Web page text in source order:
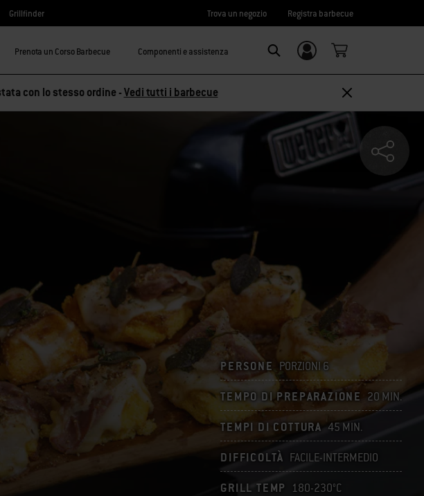
Grillfinder Trova un negozio Registra barbecue
Prenota un Corso Barbecue Componenti e assistenza
Accedi/
Registrati
con lo stesso ordine -Vedi tutti i barbecue
PERSONE PORZIONI 6
TEMPO DI PREPARAZIONE 20 MIN.
TEMPI DI COTTURA 45 MIN.
DIFFICOLTÀ FACILE-INTERMEDIO
GRILL TEMP 180-230°C